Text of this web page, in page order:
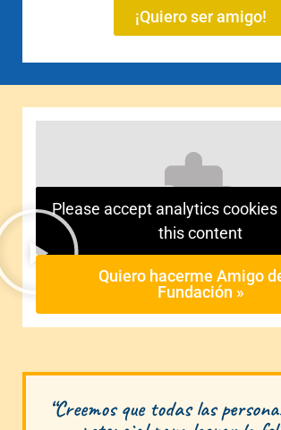
¡Quiero ser amigo!
Please accept analytics
this content
Quiero hacerme Amigo
Fundación »
“Creemos que todas las